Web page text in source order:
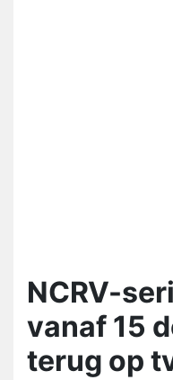
NCRV-
vanaf 15
terug op